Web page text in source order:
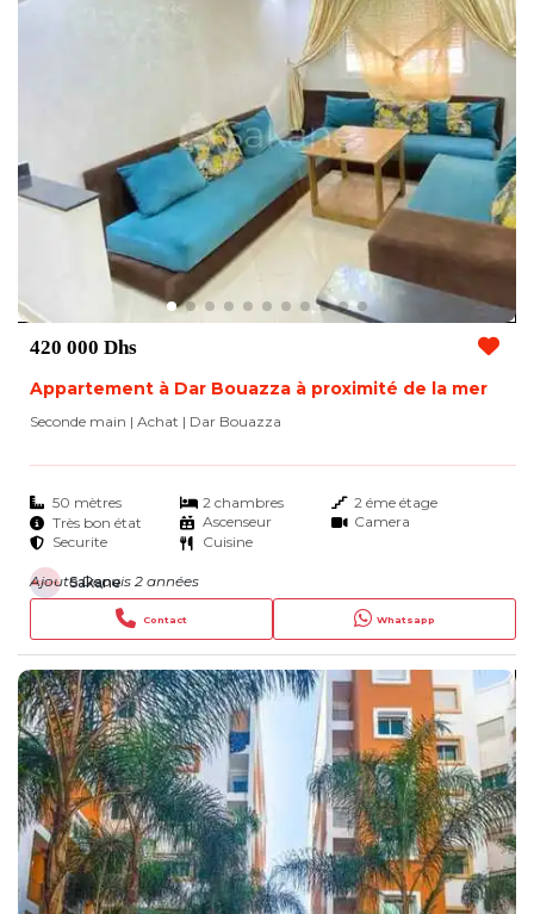
420 000 Dhs
Appartement à Dar Bouazza à proximité de la mer
Seconde main | Achat | Dar Bouazza
50 mètres 2 chambres
2 éme étage
Très bon état
Ascenseur
Camera
Securite
Cuisine
Sakane
Contact Whatsapp
Ajouté Depuis 2 années